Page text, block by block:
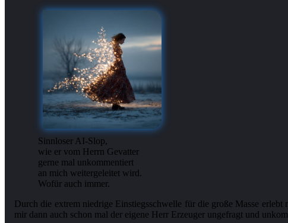
Sinnloser AI-Slop,
wie er vom Herrn Gevatter
gerne mal unkommentiert
an mich weitergeleitet wird.
Wofür auch immer.
Durch die extrem niedrige Einstiegsschwelle für die große Masse
mir dann auch schon mal der eigene Herr Erzeuger ungefragt und